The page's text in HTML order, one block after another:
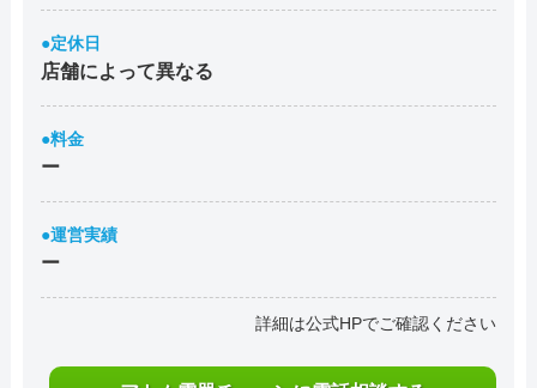
●定休日
店舗によって異なる
●料金
ー
●運営実績
ー
詳細は公式HPでご確認ください